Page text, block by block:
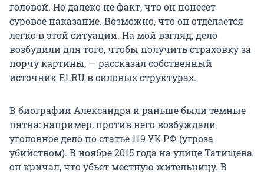
головой. Но далеко не факт, что он понесет
суровое наказание. Возможно, что он отделается
легко в этой ситуации. На мой взгляд, дело
возбудили для того, чтобы получить страховку за
порчу картины, — рассказал собственный
источник E1.RU в силовых структурах.
В биографии Александра и раньше были темные
пятна: например, против него возбуждали
уголовное дело по статье 119 УК РФ (угроза
убийством). В ноябре 2015 года на улице Татищева
он кричал, что убьет местную жительницу. В